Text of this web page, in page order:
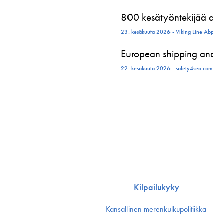
800 kesätyöntekijää
23. kesäkuuta 2026 - Viking Line
European shipping
22. kesäkuuta 2026 - safety4sea.com
Kilpailukyky
Kansallinen merenkulku­politiikka